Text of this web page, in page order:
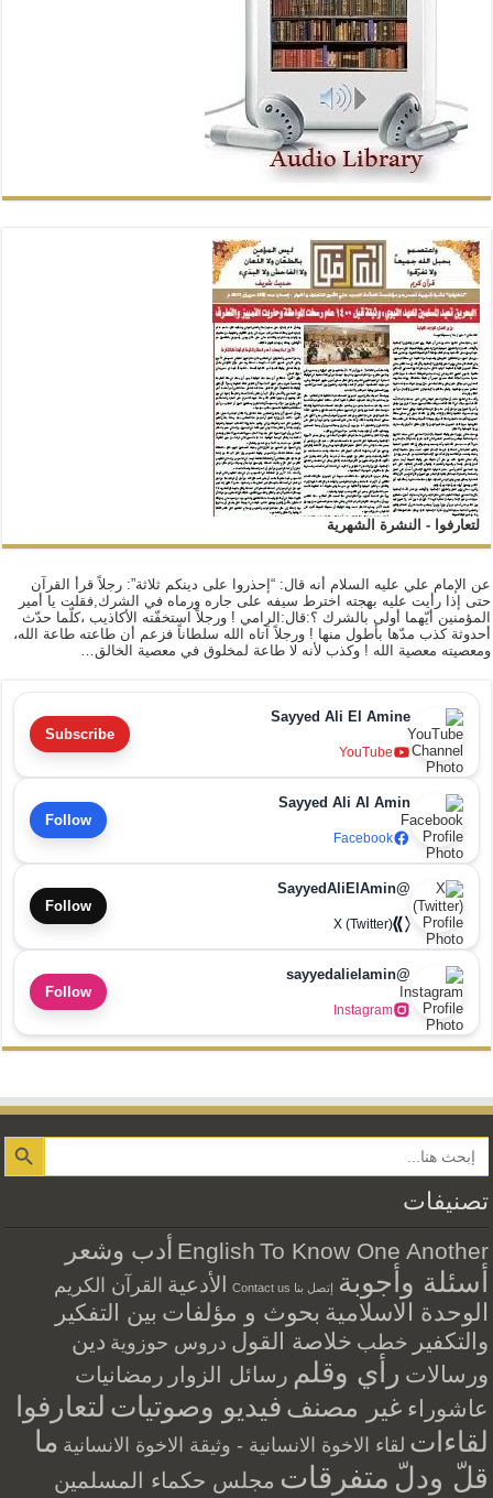
لتعارفوا - النشرة الشهرية
عن الإمام علي عليه السلام أنه قال: “إحذروا على دينكم ثلاثة”: رجلاً قرأ القرآن
حتى إذا رأيت عليه بهجته اخترط سيفه على جاره ورماه في الشرك,فقلت يا أمير
المؤمنين أيّهما أولى بالشرك ؟:قال:الرامي ! ورجلاً استخفّته الأكاذيب ،كلّما حدّث
أحدوثة كذب مدّها بأطول منها ! ورجلاً آتاه الله سلطاناً فزعم أن طاعته طاعة الله،
ومعصيته معصية الله ! وكذب لأنه لا طاعة لمخلوق في معصية الخالق…
Sayyed Ali El Amine
YouTube
Subscribe
Sayyed Ali Al Amin
Facebook
Follow
@SayyedAliElAmin
X (Twitter)
Follow
@sayyedalielamin
Instagram
Follow
Search Button
تصنيفات
English To Know One Another أدب وشعر
أسئلة وأجوبة إتصل بنا Contact us الأدعية القرآن الكريم
الوحدة الاسلامية بحوث و مؤلفات بين التفكير
والتكفير خطب خلاصة القول دروس حوزوية دين
ورسالات رأي وقلم رسائل الزوار رمضانيات
عاشوراء غير مصنف فيديو وصوتيات لتعارفوا
لقاءات لقاء الاخوة الانسانية - وثيقة الاخوة الانسانية ما
قلّ ودلّ متفرقات مجلس حكماء المسلمين